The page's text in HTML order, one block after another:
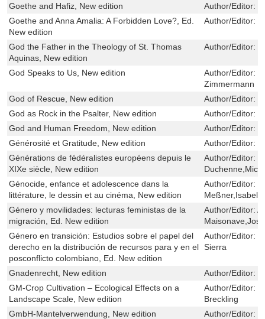
Goethe and Hafiz, New edition
Author/Editor:
Goethe and Anna Amalia: A Forbidden Love?, Ed.
New edition
Author/Editor:
God the Father in the Theology of St. Thomas
Aquinas, New edition
Author/Editor:
God Speaks to Us, New edition Author/Editor:
Zimmermann
God of Rescue, New edition
Author/Editor:
God as Rock in the Psalter, New edition
Author/Editor:
God and Human Freedom, New edition
Author/Editor:
Générosité et Gratitude, New edition
Author/Editor:
Générations de fédéralistes européens depuis le
XIXe siècle, New edition
Author/Editor:
Génocide, enfance et adolescence dans la
littérature, le dessin et au cinéma, New edition
Author/Editor:
Género y movilidades: lecturas feministas de la
migración, Ed. New edition
Author/Editor:
Género en transición: Estudios sobre el papel del
derecho en la distribución de recursos para y en el
posconflicto colombiano, Ed. New edition
Author/Editor:
Sierra
Gnadenrecht, New edition Author/Editor:
GM-Crop Cultivation – Ecological Effects on a
Landscape Scale, New edition
Author/Editor:
Breckling
GmbH-Mantelverwendung, New edition
Author/Editor: